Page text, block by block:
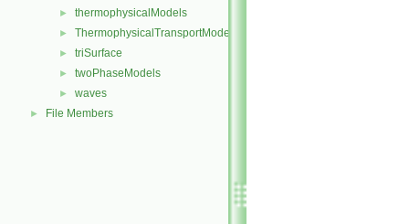
► thermophysicalModels
► ThermophysicalTransportModels
► triSurface
► twoPhaseModels
► waves
► File Members